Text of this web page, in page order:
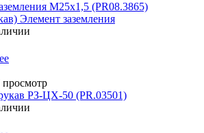
М25х1,5 (PR08.3865)
Элемент заземления
РЗ-ЦХ-50 (PR.03501)